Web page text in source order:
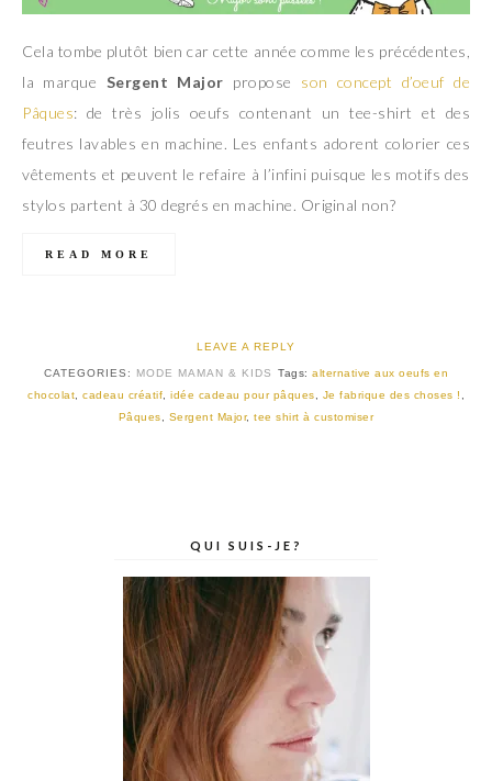
Cela tombe plutôt bien car cette année comme les précédentes,
la marque Sergent Major propose son concept d’oeuf de
Pâques: de très jolis oeufs contenant un tee-shirt et des
feutres lavables en machine. Les enfants adorent colorier ces
vêtements et peuvent le refaire à l’infini puisque les motifs des
stylos partent à 30 degrés en machine. Original non?
READ MORE
LEAVE A REPLY
CATEGORIES: MODE MAMAN & KIDS Tags: alternative aux oeufs en
chocolat
cadeau créatif idée cadeau pour pâques Je fabrique des choses !
Pâques
Sergent Major,tee shirt à customiser
QUI SUIS-JE?